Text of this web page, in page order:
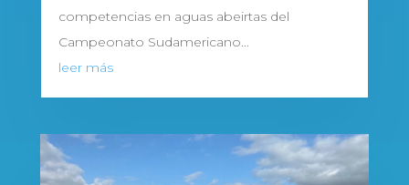
competencias en aguas abeirtas del
Campeonato Sudamericano...
leer más